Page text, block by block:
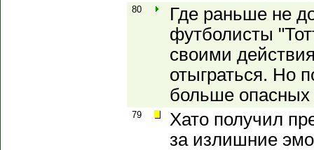
80
Где раньше не
футболисты
своими
отыграться. Но
больше
79
Хато получил
за излишние